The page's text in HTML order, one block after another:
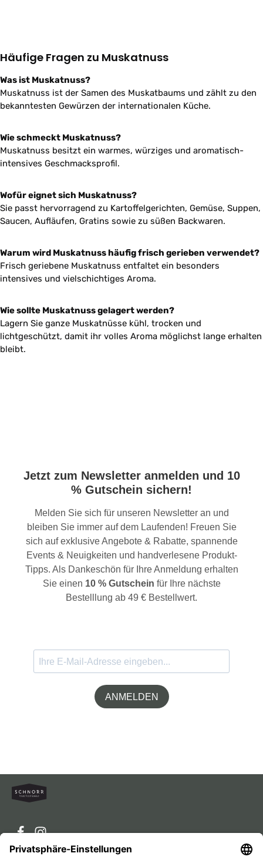
Häufige Fragen zu Muskatnuss
Was ist Muskatnuss?
Muskatnuss ist der Samen des Muskatbaums und zählt zu den
bekanntesten Gewürzen der internationalen Küche.
Wie schmeckt Muskatnuss?
Muskatnuss besitzt ein warmes, würziges und aromatisch-
intensives Geschmacksprofil.
Wofür eignet sich Muskatnuss?
Sie passt hervorragend zu Kartoffelgerichten, Gemüse, Suppen,
Saucen, Aufläufen, Gratins sowie zu süßen Backwaren.
Warum wird Muskatnuss häufig frisch gerieben verwendet?
Frisch geriebene Muskatnuss entfaltet ein besonders
intensives und vielschichtiges Aroma.
Wie sollte Muskatnuss gelagert werden?
Lagern Sie ganze Muskatnüsse kühl, trocken und
lichtgeschützt, damit ihr volles Aroma möglichst lange erhalten
bleibt.
Jetzt zum Newsletter anmelden und 10
% Gutschein sichern!
Melden Sie sich für unseren Newsletter an und
bleiben Sie immer auf dem Laufenden! Freuen Sie
sich auf exklusive Angebote & Rabatte, spannende
Events & Neuigkeiten und handverlesene Produkt-
Tipps. Als Dankeschön für Ihre Anmeldung erhalten
Sie einen 10 % Gutschein für Ihre nächste
Bestelllung ab 49 € Bestellwert.
ANMELDEN